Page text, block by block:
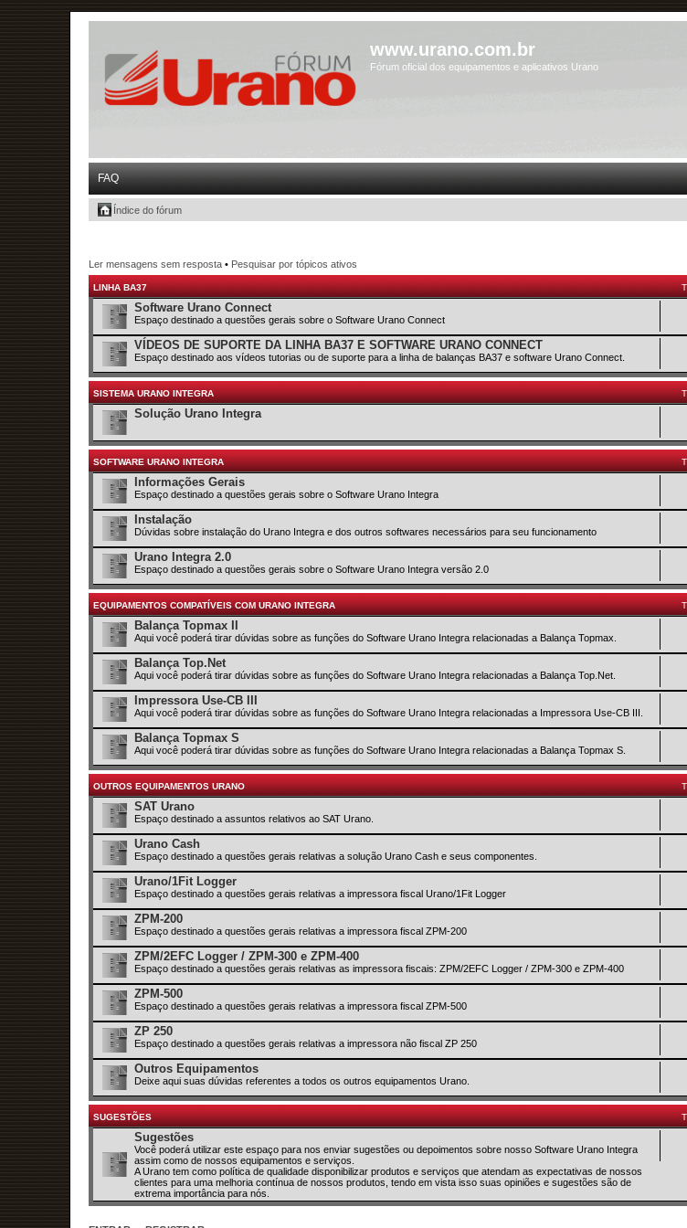
www.urano.com.br
Fórum oficial dos equipamentos e aplicativos Urano
FAQ
Índice do fórum
Ler mensagens sem resposta • Pesquisar por tópicos ativos
LINHA BA37
Software Urano Connect
Espaço destinado a questões gerais sobre o Software Urano Connect
VÍDEOS DE SUPORTE DA LINHA BA37 E SOFTWARE URANO CONNECT
Espaço destinado aos vídeos tutorias ou de suporte para a linha de balanças BA37 e software Urano Connect.
SISTEMA URANO INTEGRA
Solução Urano Integra
SOFTWARE URANO INTEGRA
Informações Gerais
Espaço destinado a questões gerais sobre o Software Urano Integra
Instalação
Dúvidas sobre instalação do Urano Integra e dos outros softwares necessários para seu funcionamento
Urano Integra 2.0
Espaço destinado a questões gerais sobre o Software Urano Integra versão 2.0
EQUIPAMENTOS COMPATÍVEIS COM URANO INTEGRA
Balança Topmax II
Aqui você poderá tirar dúvidas sobre as funções do Software Urano Integra relacionadas a Balança Topmax.
Balança Top.Net
Aqui você poderá tirar dúvidas sobre as funções do Software Urano Integra relacionadas a Balança Top.Net.
Impressora Use-CB III
Aqui você poderá tirar dúvidas sobre as funções do Software Urano Integra relacionadas a Impressora Use-CB III.
Balança Topmax S
Aqui você poderá tirar dúvidas sobre as funções do Software Urano Integra relacionadas a Balança Topmax S.
OUTROS EQUIPAMENTOS URANO
SAT Urano
Espaço destinado a assuntos relativos ao SAT Urano.
Urano Cash
Espaço destinado a questões gerais relativas a solução Urano Cash e seus componentes.
Urano/1Fit Logger
Espaço destinado a questões gerais relativas a impressora fiscal Urano/1Fit Logger
ZPM-200
Espaço destinado a questões gerais relativas a impressora fiscal ZPM-200
ZPM/2EFC Logger / ZPM-300 e ZPM-400
Espaço destinado a questões gerais relativas as impressora fiscais: ZPM/2EFC Logger / ZPM-300 e ZPM-400
ZPM-500
Espaço destinado a questões gerais relativas a impressora fiscal ZPM-500
ZP 250
Espaço destinado a questões gerais relativas a impressora não fiscal ZP 250
Outros Equipamentos
Deixe aqui suas dúvidas referentes a todos os outros equipamentos Urano.
SUGESTÕES
Sugestões
Você poderá utilizar este espaço para nos enviar sugestões ou depoimentos sobre nosso Software Urano Integra
assim como de nossos equipamentos e serviços.
A Urano tem como política de qualidade disponibilizar produtos e serviços que atendam as expectativas de nossos
clientes para uma melhoria contínua de nossos produtos, tendo em vista isso suas opiniões e sugestões são de
extrema importância para nós.